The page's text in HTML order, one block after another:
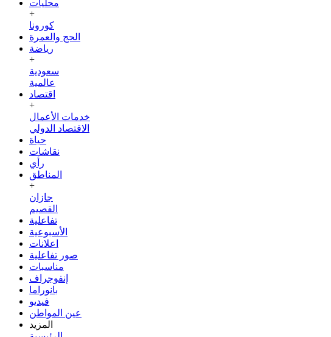
محليات
+
كورونا
الحج والعمرة
رياضة
+
سعودية
عالمية
اقتصاد
+
خدمات الأعمال
الاقتصاد الدولي
حياة
نقاشات
رأي
المناطق
+
جازان
القصيم
تفاعلية
الأسبوعية
اعلانات
صور تفاعلية
مناسبات
إنفوجراف
بانوراما
فيديو
عين المواطن
المزيد